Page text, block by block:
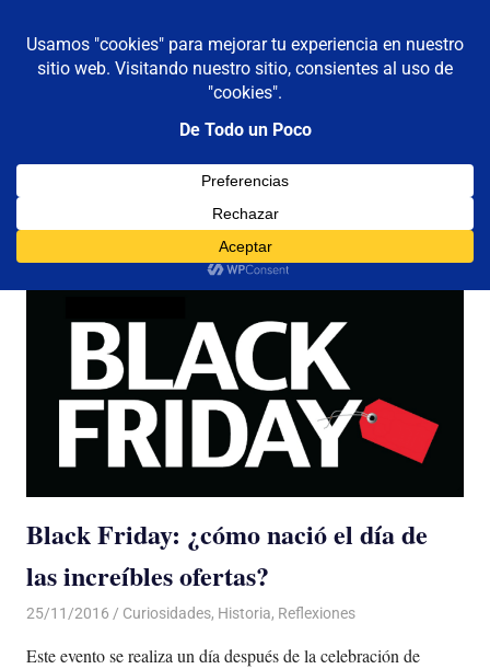
contenido
De todo un poco
Reflexiones,
Viajes
MENÚ
Etiqueta:ofertas
Black Friday: ¿cómo nació el día de
las increíbles ofertas?
25/11/2016 Luis Castellanos
Curiosidades, Historia, Reflexiones
Este evento se realiza un día después de la celebración de